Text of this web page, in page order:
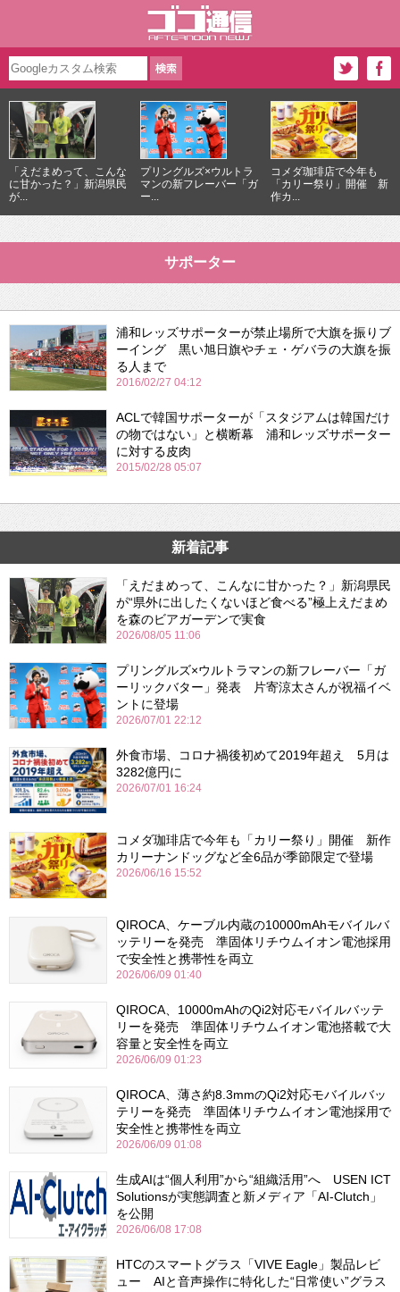
「えだまめって、こんな
に甘かった？」新潟県民
が...
プリングルズ×ウルトラ
マンの新フレーバー「ガ
ー...
コメダ珈琲店で今年も
「カリー祭り」開催 新
作カ...
サポーター
浦和レッズサポーターが禁止場所で大旗を振りブ
ーイング 黒い旭日旗やチェ・ゲバラの大旗を振
る人まで
2016/02/27 04:12
ACLで韓国サポーターが「スタジアムは韓国だけ
の物ではない」と横断幕 浦和レッズサポーター
に対する皮肉
2015/02/28 05:07
新着記事
「えだまめって、こんなに甘かった？」新潟県民
が“県外に出したくないほど食べる”極上えだまめ
を森のビアガーデンで実食
2026/08/05 11:06
プリングルズ×ウルトラマンの新フレーバー「ガ
ーリックバター」発表 片寄涼太さんが祝福イベ
ントに登場
2026/07/01 22:12
外食市場、コロナ禍後初めて2019年超え 5月は
3282億円に
2026/07/01 16:24
コメダ珈琲店で今年も「カリー祭り」開催 新作
カリーナンドッグなど全6品が季節限定で登場
2026/06/16 15:52
QIROCA、ケーブル内蔵の10000mAhモバイルバ
ッテリーを発売 準固体リチウムイオン電池採用
で安全性と携帯性を両立
2026/06/09 01:40
QIROCA、10000mAhのQi2対応モバイルバッテ
リーを発売 準固体リチウムイオン電池搭載で大
容量と安全性を両立
2026/06/09 01:23
QIROCA、薄さ約8.3mmのQi2対応モバイルバッ
テリーを発売 準固体リチウムイオン電池採用で
安全性と携帯性を両立
2026/06/09 01:08
生成AIは“個人利用”から“組織活用”へ USEN ICT
Solutionsが実態調査と新メディア「AI-Clutch」
を公開
2026/06/08 17:08
HTCのスマートグラス「VIVE Eagle」製品レビ
ュー AIと音声操作に特化した“日常使い”グラス